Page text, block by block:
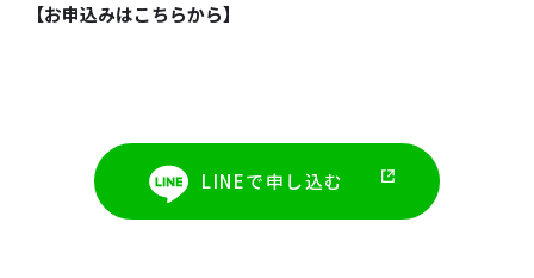
【お申込みはこちらから】
LINEで申し込む